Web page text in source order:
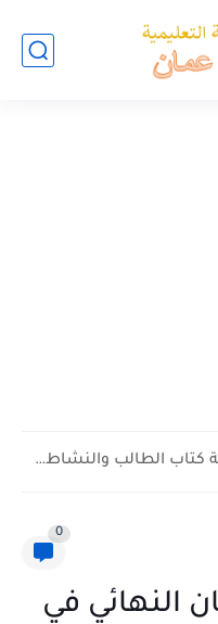
حل جميع أسئلة كتاب الطالب والنشاط في الاحياء للصف العاشر...
0
النهائي في